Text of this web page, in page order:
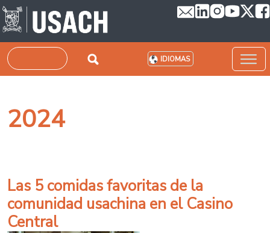
Pasar al contenido principal
Buscar IDIOMAS
2024
Las 5 comidas favoritas de la
comunidad usachina en el Casino
Central